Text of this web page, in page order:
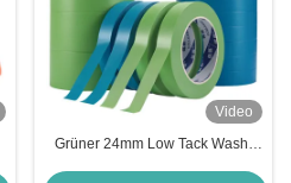
Video
Grüner 24mm Low Tack Washi